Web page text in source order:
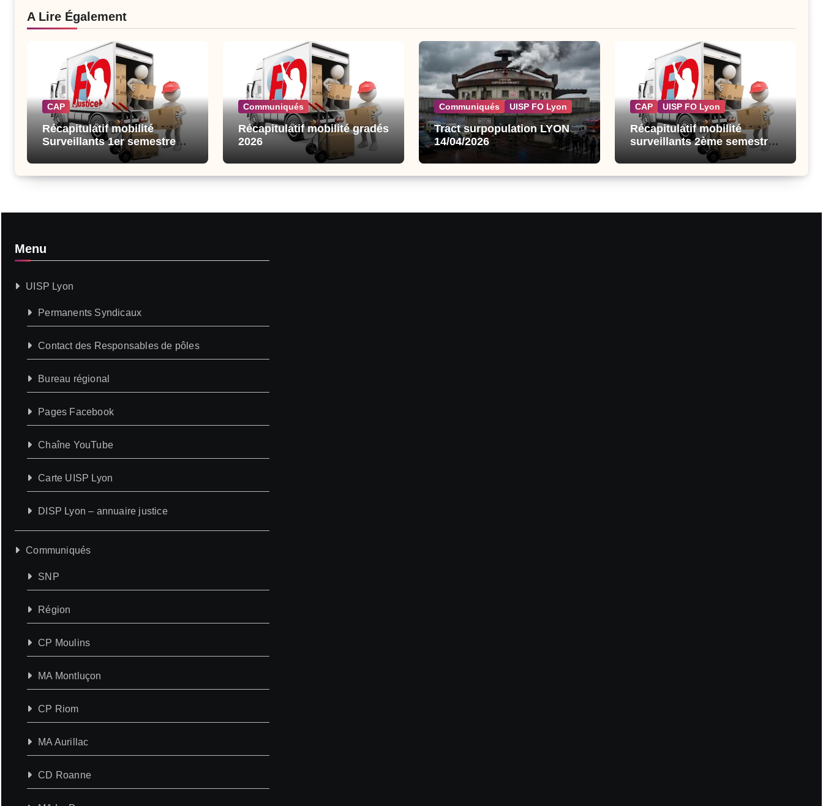
A Lire Également
CAP
Récapitulatif mobilité
Surveillants 1er semestre
Communiqués
Récapitulatif mobilité gradés
2026
Communiqués UISP FO Lyon
Tract surpopulation LYON
14/04/2026
CAP UISP FO Lyon
Récapitulatif mobilité
surveillants 2ème semestre
Menu
UISP Lyon
Permanents Syndicaux
Contact des Responsables de pôles
Bureau régional
Pages Facebook
Chaîne YouTube
Carte UISP Lyon
DISP Lyon – annuaire justice
Communiqués
SNP
Région
CP Moulins
MA Montluçon
CP Riom
MA Aurillac
CD Roanne